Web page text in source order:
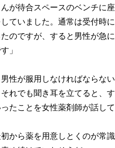
んが待合スペースのベンチに
ていました。通常は受付時
のですが、すると男性が急に
」
性が服用しなければならな
れでも聞き耳を立てると、
たことを女性薬剤師が話して
から薬を用意しとくのが常